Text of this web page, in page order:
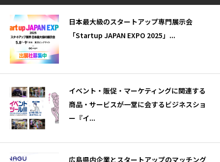
日本最大級のスタートアップ専門展示会
「Startup JAPAN EXPO 2025」...
イベント・販促・マーケティングに関連する
商品・サービスが⼀堂に会するビジネスショ
ー『イ...
広島県内企業とスタートアップのマッチング